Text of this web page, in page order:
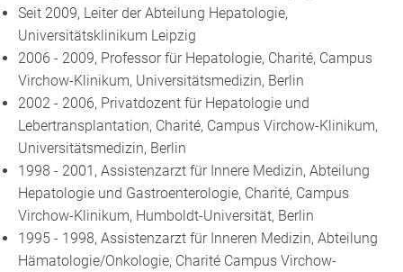
Seit 2009, Leiter der Abteilung Hepatologie,
Universitätsklinikum Leipzig
2006 - 2009, Professor für Hepatologie, Charité, Campus
Virchow-Klinikum, Universitätsmedizin, Berlin
2002 - 2006, Privatdozent für Hepatologie und
Lebertransplantation, Charité, Campus Virchow-Klinikum,
Universitätsmedizin, Berlin
1998 - 2001, Assistenzarzt für Innere Medizin, Abteilung
Hepatologie und Gastroenterologie, Charité, Campus
Virchow-Klinikum, Humboldt-Universität, Berlin
1995 - 1998, Assistenzarzt für Inneren Medizin, Abteilung
Hämatologie/Onkologie, Charité Campus Virchow-